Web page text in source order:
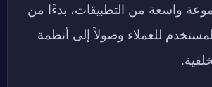
واسعة من التطبيقات، بدءًا من
للعملاء وصولاً إلى أنظمة